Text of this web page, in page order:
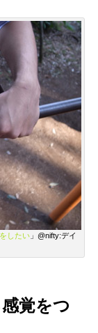
したい 」@nifty:デイ
覚をつ